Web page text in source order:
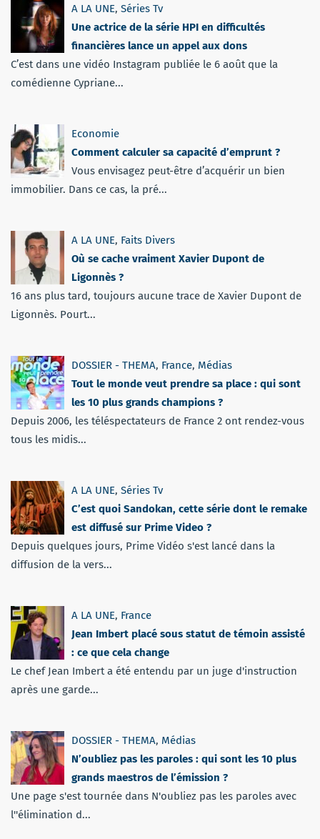
A LA UNE, Séries Tv
Une actrice de la série HPI en difficultés
financières lance un appel aux dons
C’est dans une vidéo Instagram publiée le 6 août que la
comédienne Cypriane...
Economie
Comment calculer sa capacité d’emprunt ?
Vous envisagez peut-être d’acquérir un bien
immobilier. Dans ce cas, la pré...
A LA UNE, Faits Divers
Où se cache vraiment Xavier Dupont de
Ligonnès ?
16 ans plus tard, toujours aucune trace de Xavier Dupont de
Ligonnès. Pourt...
DOSSIER - THEMA, France, Médias
Tout le monde veut prendre sa place : qui sont
les 10 plus grands champions ?
Depuis 2006, les téléspectateurs de France 2 ont rendez-vous
tous les midis...
A LA UNE, Séries Tv
C’est quoi Sandokan, cette série dont le remake
est diffusé sur Prime Video ?
Depuis quelques jours, Prime Vidéo s'est lancé dans la
diffusion de la vers...
A LA UNE, France
Jean Imbert placé sous statut de témoin assisté
: ce que cela change
Le chef Jean Imbert a été entendu par un juge d'instruction
après une garde...
DOSSIER - THEMA, Médias
N’oubliez pas les paroles : qui sont les 10 plus
grands maestros de l’émission ?
Une page s'est tournée dans N'oubliez pas les paroles avec
l''élimination d...